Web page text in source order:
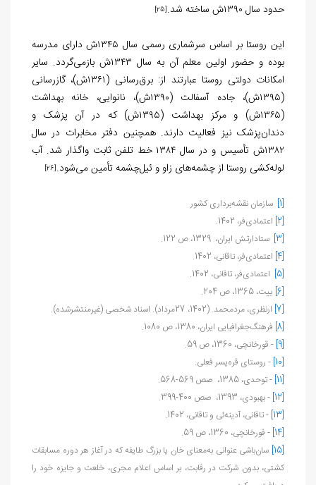
حدود سال ۱۳۹۰ش ساخته شد.
[25]
این روستا بر اساس سرشماری رسمی سال ۱۳۴۵ش دارای مدرسه
بوده و حضور اولین معلم آن به سال ۱۳۴۳ش بازمی‌گردد. سایر
امکانات دولتی روستا عبارتند از: برق‌رسانی (۱۳۶۱ش)، گازرسانی
(۱۳۹۵ش)، جاده آسفالت (۱۳۹۰ش)، نانوایی، خانه بهداشت
(۱۳۶۵ش) و مرکز بهداشت (۱۳۹۵ش) که در آن پزشک و
دندان‌پزشک نیز فعالیت دارند. همچنین دفتر مخابرات در سال
۱۳۸۲ش تأسیس و در سال ۱۳۸۴ خط تلفن ثابت واگذار شد. آب
لوله‌کشی روستا از چشمه‌های زاو و ئیل‌چشمه تأمین می‌شود.[26]
[1] سازمان نقشه‌برداری کشور
[2] اعتمادی‌فر، 1402
.
[3] ستادارتش ایران، 1329، ص 122.
[4] اعتمادی‌فر، تاقانی، 1402.
[5] اعتمادی‌فر، تاقانی، 1402.
[6] ییت، 1365، ص 204.
[7]
ارنظری، مردمحمد. (1402، 27مرداد). اسناد شخصی (غیرمنتشرشده)
.
[8] فرهنگ‌جغرافیایی ایران، 1380، ص 1080.
[9] - قورخانچی، 1360، ص 59.
[10] - روستای قره‌یسر فعلی.
[11] - توحدی، 1385، صص 569-568.
[12] - بهبودی، 1393، صص 400-399.
[13] - تاقانی، آدینه‌ئی و تاقانی، 1402.
[14] - قورخانچی، 1360، ص 59.
[15] سان‌باشی عنوانی به‌معنای خان یا بزرگ طایفه که در آغاز هر دوره مسابقات
کشتی، بدون شرکت در رقابت، بر اساس اعلام مجری، خلعت و جایزه خود را